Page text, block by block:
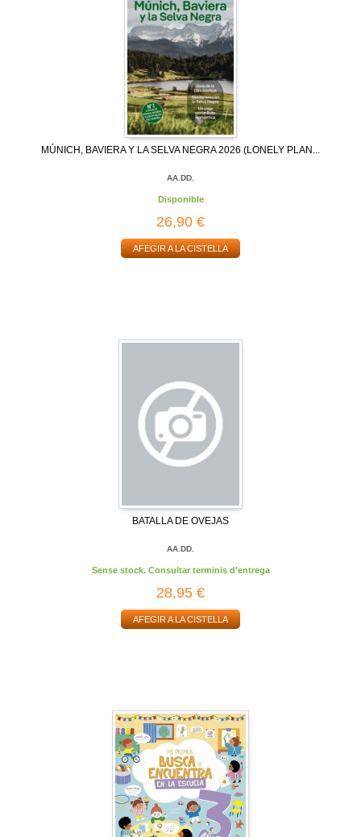
MÚNICH, BAVIERA Y LA SELVA NEGRA 2026 (LONELY PLAN...
AA.DD.
Disponible
26,90 €
AFEGIR A LA CISTELLA
BATALLA DE OVEJAS
AA.DD.
Sense stock. Consultar terminis d'entrega
28,95 €
AFEGIR A LA CISTELLA